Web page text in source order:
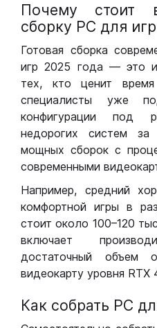
Почему стоит
сборку РС для игр
Готовая сборка
игр 2025 года — это
тех, кто ценит
специалисты уже
конфигурации под
недорогих систем
мощных сборок с
современными
Например, средний
комфортной игры в
стоит около 100–120
включает
достаточный объем
видеокарту уровня RTX
Как собрать РС